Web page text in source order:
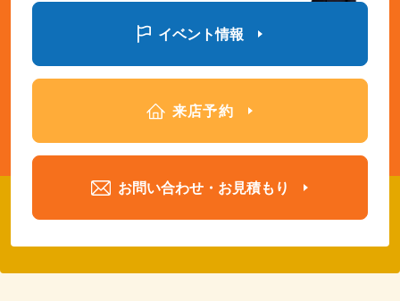
イベント情報
来店予約
お問い合わせ・お見積もり